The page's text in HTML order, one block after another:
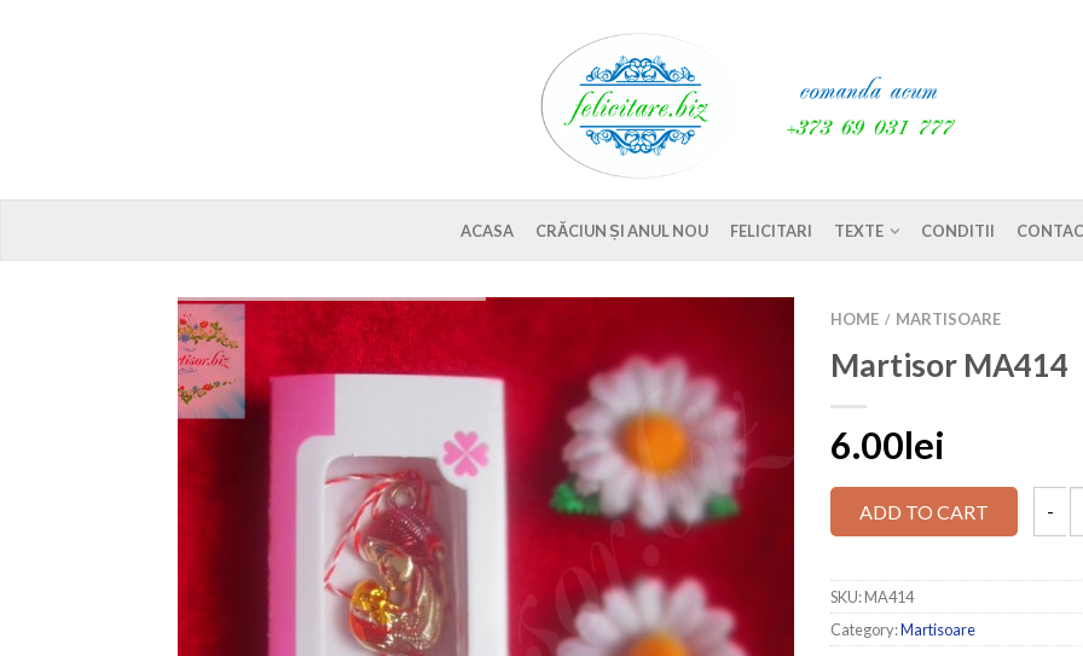
ACASA CRĂCIUN ȘI ANUL NOU FELICITARI TEXTE CONDITII
HOME / MARTISOARE
Martisor MA414
6.00lei
ADD TO CART
SKU:MA414
Category:Martisoare